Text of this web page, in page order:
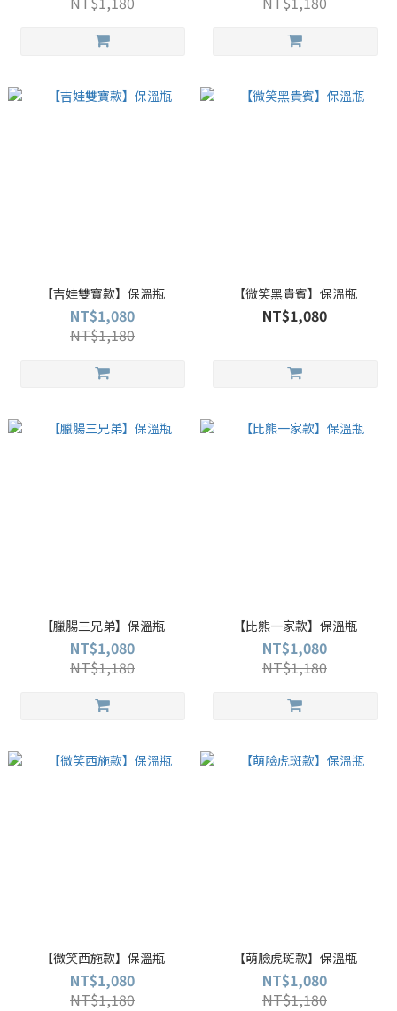
【吉娃雙寶款】保溫瓶
NT$1,080
NT$1,180
【微笑黑貴賓】保溫瓶
NT$1,080
【臘腸三兄弟】保溫瓶
NT$1,080
NT$1,180
【比熊一家款】保溫瓶
NT$1,080
NT$1,180
【微笑西施款】保溫瓶
NT$1,080
NT$1,180
【萌臉虎斑款】保溫瓶
NT$1,080
NT$1,180